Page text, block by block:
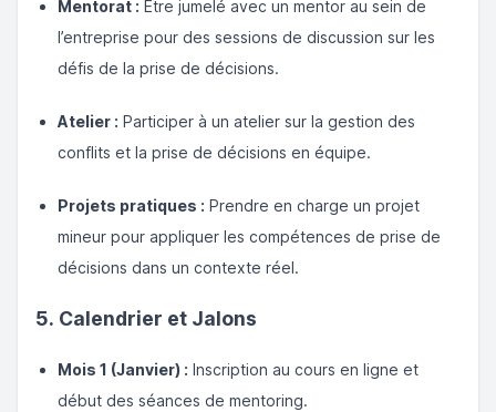
Mentorat : Être jumelé avec un mentor au sein de
l’entreprise pour des sessions de discussion sur les
défis de la prise de décisions.
Atelier : Participer à un atelier sur la gestion des
conflits et la prise de décisions en équipe.
Projets pratiques : Prendre en charge un projet
mineur pour appliquer les compétences de prise de
décisions dans un contexte réel.
5. Calendrier et Jalons
Mois 1 (Janvier) : Inscription au cours en ligne et
début des séances de mentoring.